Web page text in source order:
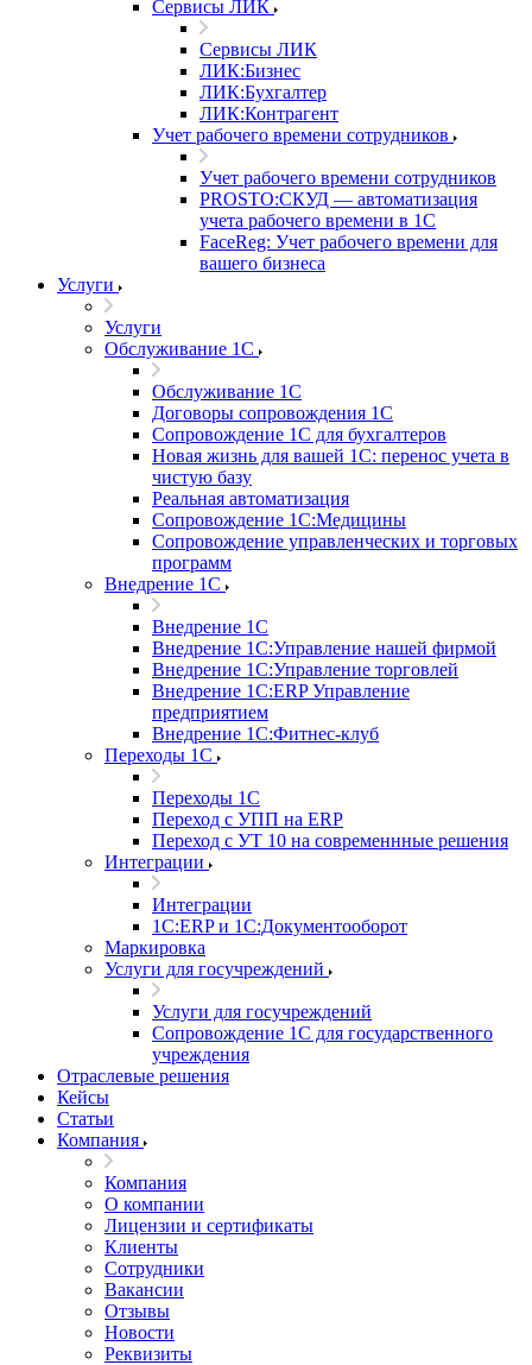
Сервисы ЛИК
Сервисы ЛИК
ЛИК:Бизнес
ЛИК:Бухгалтер
ЛИК:Контрагент
Учет рабочего времени сотрудников
Учет рабочего времени сотрудников
PROSTO:СКУД — автоматизация
учета рабочего времени в 1С
FaceReg: Учет рабочего времени для
вашего бизнеса
Услуги
Услуги
Обслуживание 1С
Обслуживание 1С
Договоры сопровождения 1С
Сопровождение 1С для бухгалтеров
Новая жизнь для вашей 1С: перенос учета в
чистую базу
Реальная автоматизация
Сопровождение 1С:Медицины
Сопровождение управленческих и торговых
программ
Внедрение 1С
Внедрение 1С
Внедрение 1С:Управление нашей фирмой
Внедрение 1С:Управление торговлей
Внедрение 1С:ERP Управление
предприятием
Внедрение 1С:Фитнес-клуб
Переходы 1С
Переходы 1С
Переход с УПП на ERP
Переход с УТ 10 на современнные решения
Интеграции
Интеграции
1С:ERP и 1С:Документооборот
Маркировка
Услуги для госучреждений
Услуги для госучреждений
Сопровождение 1С для государственного
учреждения
Отраслевые решения
Кейсы
Статьи
Компания
Компания
О компании
Лицензии и сертификаты
Клиенты
Сотрудники
Вакансии
Отзывы
Новости
Реквизиты